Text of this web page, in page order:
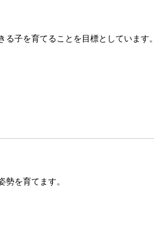
子を育てることを目標としています。
勢を育てます。